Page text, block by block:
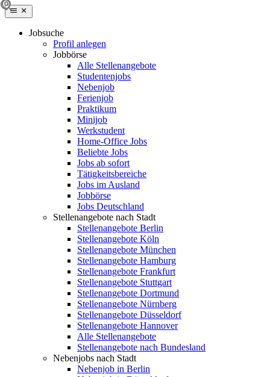
Jobsuche
Profil anlegen
Jobbörse
Alle Stellenangebote
Studentenjobs
Nebenjob
Ferienjob
Praktikum
Minijob
Werkstudent
Home-Office Jobs
Beliebte Jobs
Jobs ab sofort
Tätigkeitsbereiche
Jobs im Ausland
Jobbörse
Jobs Deutschland
Stellenangebote nach Stadt
Stellenangebote Berlin
Stellenangebote Köln
Stellenangebote München
Stellenangebote Hamburg
Stellenangebote Frankfurt
Stellenangebote Stuttgart
Stellenangebote Dortmund
Stellenangebote Nürnberg
Stellenangebote Düsseldorf
Stellenangebote Hannover
Alle Stellenangebote
Stellenangebote nach Bundesland
Nebenjobs nach Stadt
Nebenjob in Berlin